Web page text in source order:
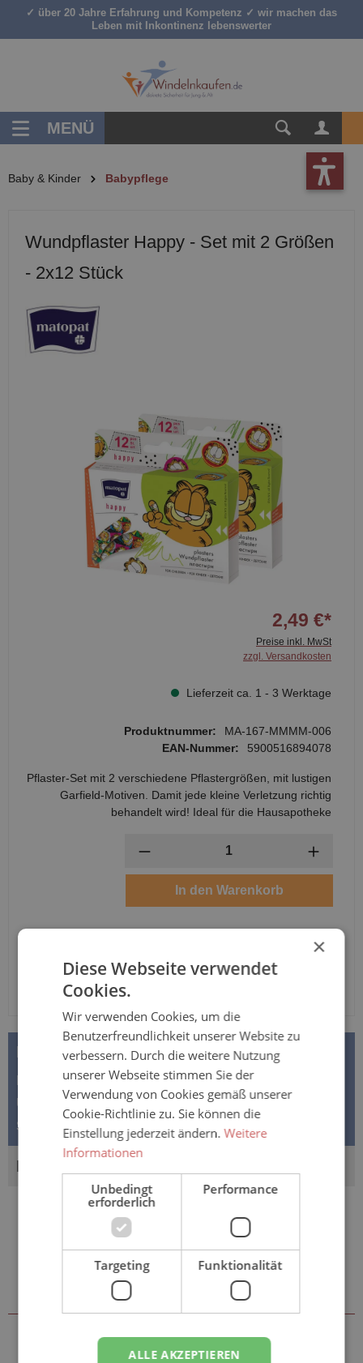
springen
✓ über 20 Jahre Erfahrung und Kompetenz ✓ wir machen das
Leben mit Inkontinenz lebenswerter
MENÜ
Baby & Kinder Babypflege
Wundpflaster Happy - Set mit 2 Größen
- 2x12 Stück
2,49 €*
Preise inkl. MwSt
zzgl. Versandkosten
Lieferzeit ca. 1 - 3 Werktage
Produktnummer:
MA-167-MMMM-006
EAN-Nummer:
5900516894078
Pflaster-Set mit 2 verschiedene Pflastergrößen, mit lustigen
Garfield-Motiven. Damit jede kleine Verletzung richtig
behandelt wird! Ideal für die Hausapotheke
In den Warenkorb
BESCHREIBUNG
Matopat Wundpflaster - mit Garfild Motiven - Set
Universal 2x12 Stück. Ideal für kleine Schnitt- oder
Schürfwunden mit dies…
Mehr
BEWERTUNGEN
Sie könnten auch an folgenden
Artikeln interessiert sein
×
Diese Webseite verwendet
Cookies.
Wir verwenden Cookies, um die
Benutzerfreundlichkeit unserer Website zu
verbessern. Durch die weitere Nutzung
unserer Webseite stimmen Sie der
Verwendung von Cookies gemäß unserer
Cookie-Richtlinie zu. Sie können die
Einstellung jederzeit ändern.Weitere
Informationen
Unbedingt
erforderlich
Performance
Targeting Funktionalität
ALLE AKZEPTIEREN